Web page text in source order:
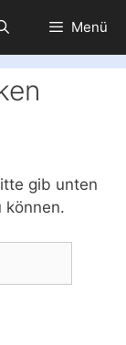
Menü
gib unten
können.